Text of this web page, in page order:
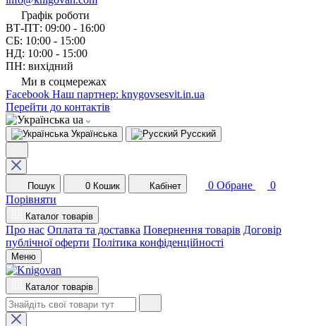
Графік роботи
ВТ-ПТ: 09:00 - 16:00
СБ: 10:00 - 15:00
НД: 10:00 - 15:00
ПН: вихідний
Ми в соцмережах
Facebook Наш партнер: knygovsesvit.in.ua
Перейти до контактів
ua
Українська Русский
Пошук 0 Кошик Кабінет 0 Обране
0
Порівняти
Каталог товарів
Про нас Оплата та доставка Повернення товарів Договір
публічної оферти Політика конфіденційності
Меню
Каталог товарів